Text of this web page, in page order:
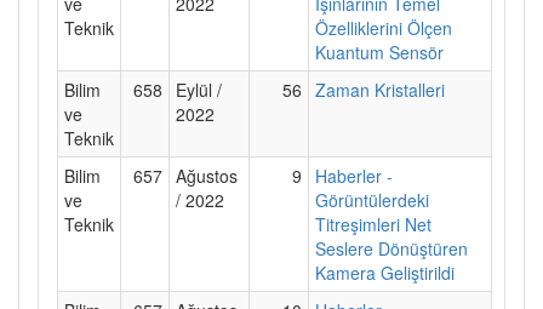
Teknik
Özelliklerini Ölçen
Kuantum Sensör
Bilim
ve
Teknik
658
Eylül /
2022
56 Zaman Kristalleri
Bilim
ve
Teknik
657 Ağustos
/ 2022
9
Haberler -
Görüntülerdeki
Titreşimleri Net
Seslere Dönüştüren
Kamera Geliştirildi